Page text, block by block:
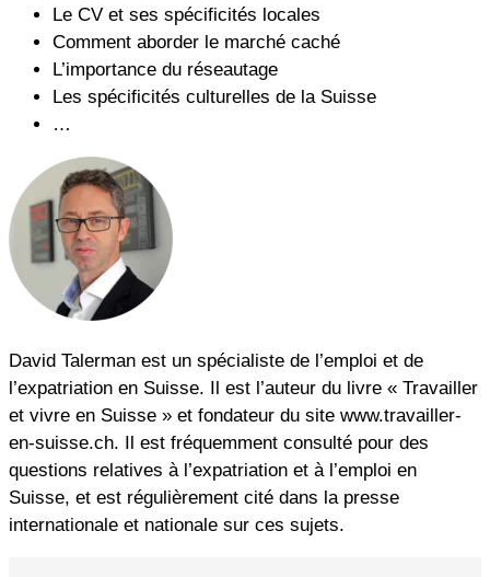
Le CV et ses spécificités locales
Comment aborder le marché caché
L’importance du réseautage
Les spécificités culturelles de la Suisse
…
David Talerman est un spécialiste de l’emploi et de
l’expatriation en Suisse. Il est l’auteur du livre « Travailler
et vivre en Suisse » et fondateur du site www.travailler-
en-suisse.ch. Il est fréquemment consulté pour des
questions relatives à l’expatriation et à l’emploi en
Suisse, et est régulièrement cité dans la presse
internationale et nationale sur ces sujets.